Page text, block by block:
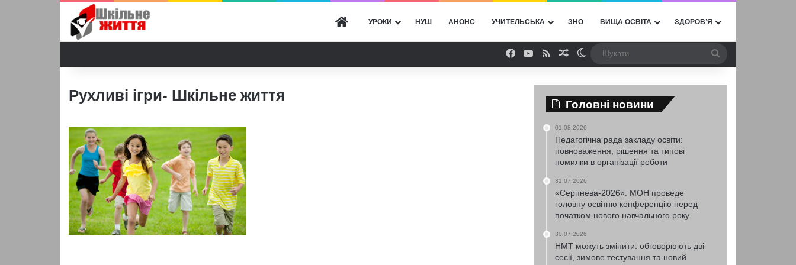
ГОЛОВНА
УРОКИ НУШ АНОНС УЧИТЕЛЬСЬКА ЗНО ВИЩА ОСВІТА ЗДОРОВ’Я
Facebook
YouTube
RSSВипадкова стаття
Switch skin
Рухливі ігри- Шкільне життя
Головні новини
01.08.2026
Педагогічна рада закладу освіти:
повноваження, рішення та типові
помилки в організації роботи
31.07.2026
«Серпнева-2026»: МОН проведе
головну освітню конференцію перед
початком нового навчального року
30.07.2026
НМТ можуть змінити: обговорюють дві
сесії, зимове тестування та новий